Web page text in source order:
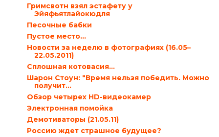
Гримсвотн взял эстафету у
Эйяфьятлайокюдля
Песочные бабки
Пустое место…
Новости за неделю в фотографиях (16.05–
22.05.2011)
Сплошная котовасия…
Шарон Стоун: "Время нельзя победить. Можно
получит...
Обзор четырех HD-видеокамер
Электронная помойка
Демотиваторы (21.05.11)
Россию ждет страшное будущее?